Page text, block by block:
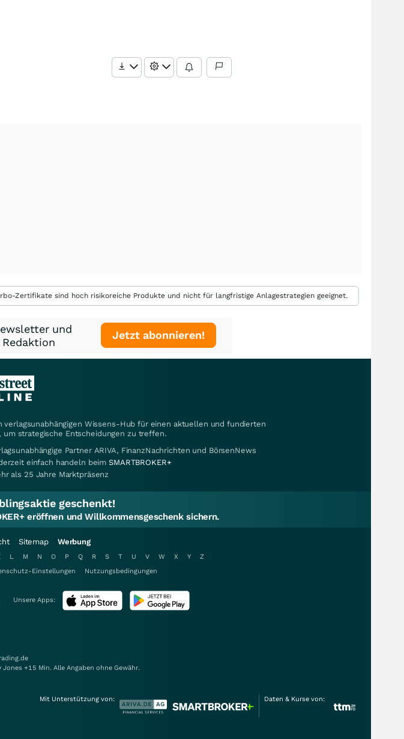
Zertifikate sind hoch risikoreiche Produkte und nicht für langfristige Anlagestrategien geeignet.
und
Jetzt abonnieren!
Wissens-Hub für einen aktuellen und fundierten
strategische Entscheidungen zu treffen.
Partner ARIVA, FinanzNachrichten und BörsenNews
einfach handeln beimSMARTBROKER+
als 25 Jahre Marktpräsenz
geschenkt!
eröffnen und Willkommensgeschenk sichern.
Sitemap Werbung
L M N O P Q R S T U V W X Y
Z
Einstellungen Nutzungsbedingungen
Unsere Apps:
+15 Min. Alle Angaben ohne Gewähr.
Mit Unterstützung von: Daten & Kurse von: